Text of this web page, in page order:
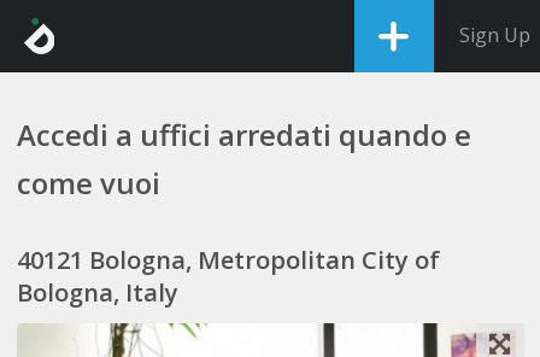
Sign Up
Accedi a uffici arredati quando e
come vuoi
40121 Bologna, Metropolitan City of
Bologna, Italy